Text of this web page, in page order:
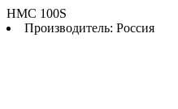
HMC 100S
Производитель: Россия